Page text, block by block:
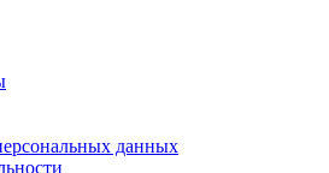
данных